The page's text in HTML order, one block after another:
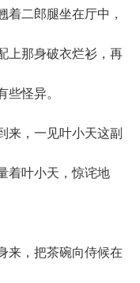
二郎腿坐在厅中，
上那身破衣烂衫，再
些怪异。
，一见叶小天这副
着叶小天，惊诧地
，把茶碗向侍候在